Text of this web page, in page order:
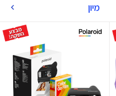
מיון